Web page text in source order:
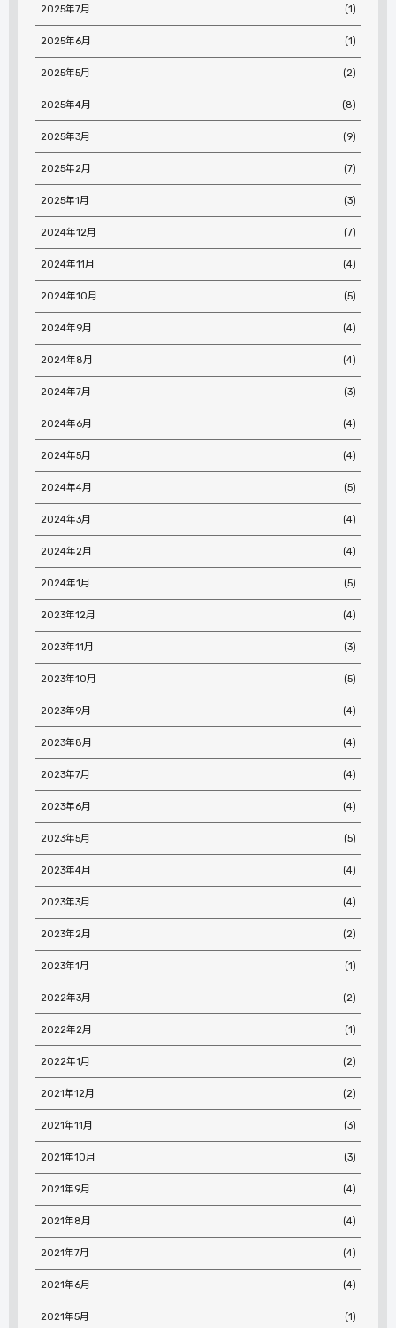
2025年7月 (1)
2025年6月 (1)
2025年5月 (2)
2025年4月 (8)
2025年3月 (9)
2025年2月 (7)
2025年1月 (3)
2024年12月 (7)
2024年11月 (4)
2024年10月 (5)
2024年9月 (4)
2024年8月 (4)
2024年7月 (3)
2024年6月 (4)
2024年5月 (4)
2024年4月 (5)
2024年3月 (4)
2024年2月 (4)
2024年1月 (5)
2023年12月 (4)
2023年11月 (3)
2023年10月 (5)
2023年9月 (4)
2023年8月 (4)
2023年7月 (4)
2023年6月 (4)
2023年5月 (5)
2023年4月 (4)
2023年3月 (4)
2023年2月 (2)
2023年1月 (1)
2022年3月 (2)
2022年2月 (1)
2022年1月 (2)
2021年12月 (2)
2021年11月 (3)
2021年10月 (3)
2021年9月 (4)
2021年8月 (4)
2021年7月 (4)
2021年6月 (4)
2021年5月 (1)